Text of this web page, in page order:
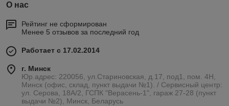
О нас
Рейтинг не сформирован
Менее 5 отзывов за последний год
Работает с 17.02.2014
г. Минск
Юр.адрес: 220056, ул.Стариновская, д.17, под1, пом. 4Н,
Минск (офис, склад, пункт выдачи №1). / Сервисный центр:
ул. Серова, 18А/2, ГСПК "Верасень-1", гараж 27-28 (пункт
выдачи №2), Минск, Беларусь